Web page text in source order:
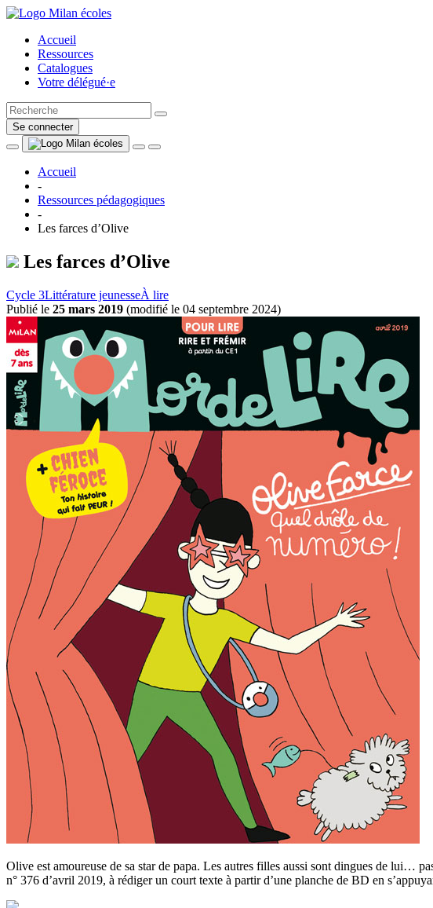
Accueil
Ressources
Catalogues
Votre délégué·e
Se connecter
Accueil
-
Ressources pédagogiques
-
Les farces d’Olive
Les farces d’Olive
Cycle 3Littérature jeunesseÀ lire
Publié le 25 mars 2019 (modifié le 04 septembre 2024)
Olive est amoureuse de sa star de papa. Les autres filles aussi sont dingues de lui…
n° 376 d’avril 2019, à rédiger un court texte à partir d’une planche de BD en